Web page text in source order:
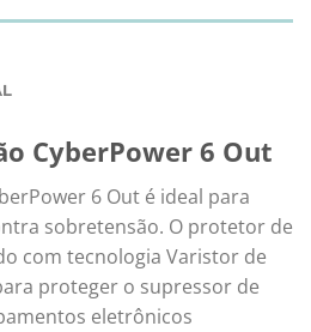
CyberPower 6 Out
6 Out é ideal para
sobretensão. O protetor de
com tecnologia Varistor de
proteger o supressor de
eletrônicos